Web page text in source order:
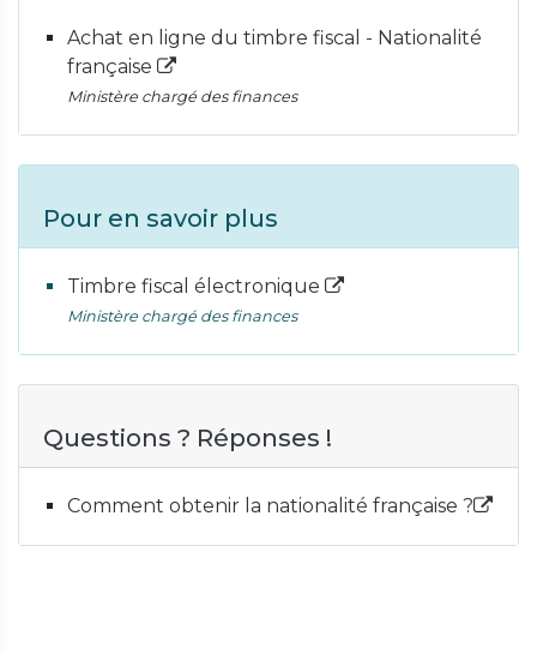
Achat en ligne du timbre fiscal - Nationalité
française
Ministère chargé des finances
Pour en savoir plus
Timbre fiscal électronique
Ministère chargé des finances
Questions ? Réponses !
Comment obtenir la nationalité française ?